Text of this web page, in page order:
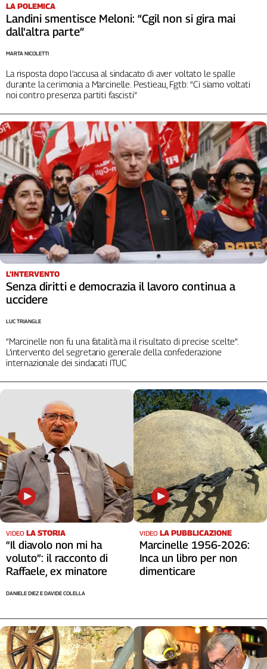
Girasoli
Il
Sassolino
Economica
Tech
It
Easy
Inserti
Idea
Diffusa
InFlai
Le
trasmissioni
tv
Work
in
Progress
L'Italia
nel
Lavoro
Abruzzo-
Molise
Adige
Campania
Emilia-
Romagna
Friuli
Venezia
Giulia
Lazio
Liguria
Lombardia
Marche
Puglia
Sicilia
Toscana
Trentino
LA POLEMICA
Landini smentisce Meloni: “Cgil non si gira mai
dall'altra parte”
La risposta dopo l’accusa al sindacato di aver voltato le spalle
durante la cerimonia a Marcinelle. Pestieau, Fgtb: “Ci siamo voltati
noi contro presenza partiti fascisti”
MARTA NICOLETTI
L'INTERVENTO
Senza diritti e democrazia il lavoro continua a
uccidere
“Marcinelle non fu una fatalità ma il risultato di precise scelte”.
L’intervento del segretario generale della confederazione
internazionale dei sindacati ITUC
LUC TRIANGLE
VIDEO LA STORIA
“Il diavolo non mi ha
voluto”: il racconto di
Raffaele, ex minatore
DANIELE DIEZ E DAVIDE COLELLA
VIDEO LA PUBBLICAZIONE
Marcinelle 1956-2026:
Inca un libro per non
dimenticare